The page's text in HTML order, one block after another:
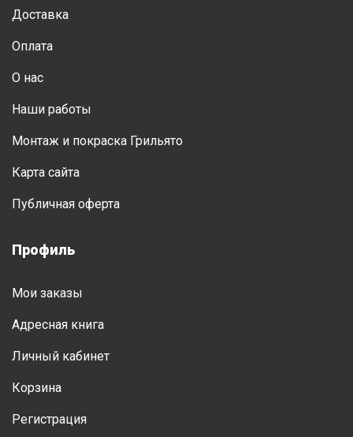
Доставка
Оплата
О нас
Наши работы
Монтаж и покраска Грильято
Карта сайта
Публичная оферта
Профиль
Мои заказы
Адресная книга
Личный кабинет
Корзина
Регистрация